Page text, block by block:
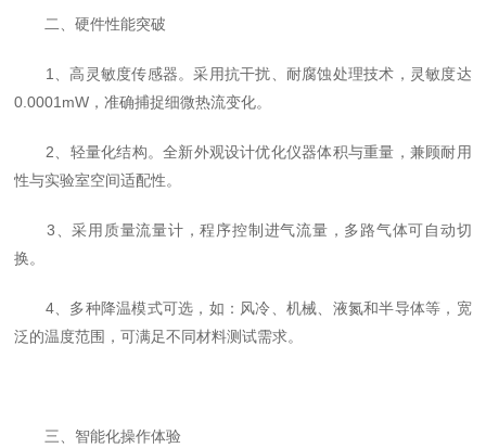
二、硬件性能突破
1、高灵敏度传感器。采用抗干扰、耐腐蚀处理技术，灵敏度达
0.0001mW，准确捕捉细微热流变化。
2、‌轻量化结构。全新外观设计优化仪器体积与重量，兼顾耐用
性与实验室空间适配性。
3、采用质量流量计，程序控制进气流量，多路气体可自动切
换。
4、多种降温模式可选，如：风冷、机械、液氮和半导体等，宽
泛的温度范围，可满足不同材料测试需求。
三、智能化操作体验